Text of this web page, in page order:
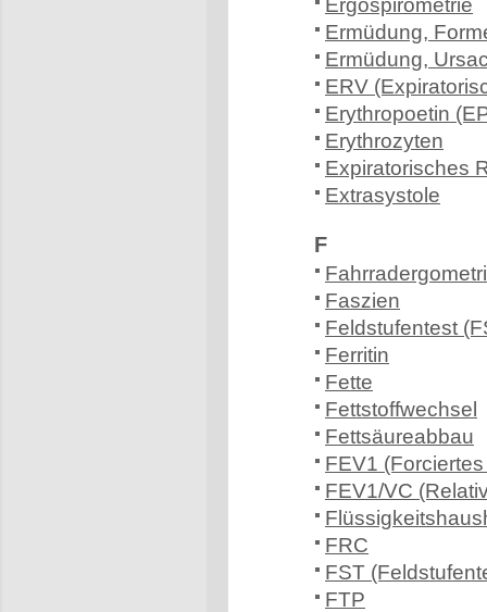
Ergospirometrie
Ermüdung,
Ermüdung,
ERV
Erythropoetin
Erythrozyten
Expiratorisches
Extrasystole
F
Faszien
Feldstufentest
Ferritin
Fette
Fettstoffwechsel
Fettsäureabbau
FEV1
FEV1/VC
FRC
FST
FTP